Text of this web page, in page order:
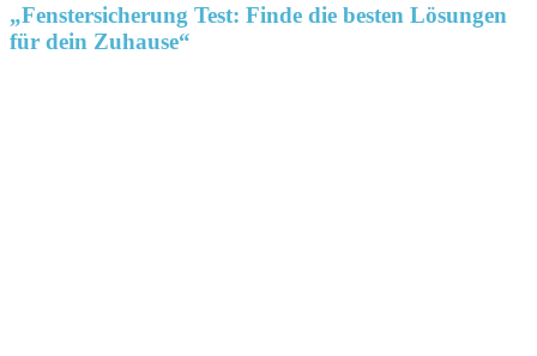
„Fenstersicherung Test: Finde die besten Lösungen
für dein Zuhause“